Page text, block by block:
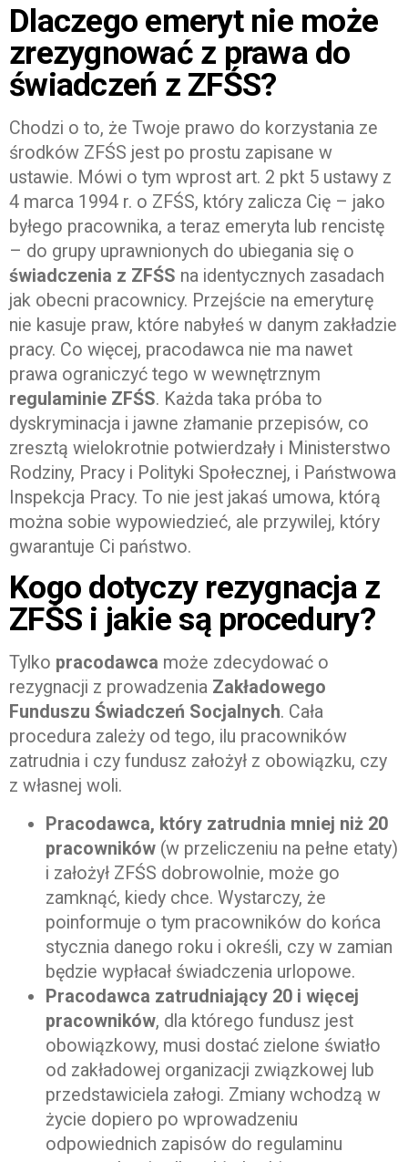
Dlaczego emeryt nie może
zrezygnować z prawa do
świadczeń z ZFŚS?
Chodzi o to, że Twoje prawo do korzystania ze
środków ZFŚS jest po prostu zapisane w
ustawie. Mówi o tym wprost art. 2 pkt 5 ustawy z
4 marca 1994 r. o ZFŚS, który zalicza Cię – jako
byłego pracownika, a teraz emeryta lub rencistę
– do grupy uprawnionych do ubiegania się o
świadczenia z ZFŚS na identycznych zasadach
jak obecni pracownicy. Przejście na emeryturę
nie kasuje praw, które nabyłeś w danym zakładzie
pracy. Co więcej, pracodawca nie ma nawet
prawa ograniczyć tego w wewnętrznym
regulaminie ZFŚS. Każda taka próba to
dyskryminacja i jawne złamanie przepisów, co
zresztą wielokrotnie potwierdzały i Ministerstwo
Rodziny, Pracy i Polityki Społecznej, i Państwowa
Inspekcja Pracy. To nie jest jakaś umowa, którą
można sobie wypowiedzieć, ale przywilej, który
gwarantuje Ci państwo.
Kogo dotyczy rezygnacja z
ZFŚS i jakie są procedury?
Tylko pracodawca może zdecydować o
rezygnacji z prowadzenia Zakładowego
Funduszu Świadczeń Socjalnych. Cała
procedura zależy od tego, ilu pracowników
zatrudnia i czy fundusz założył z obowiązku, czy
z własnej woli.
Pracodawca, który zatrudnia mniej niż 20
pracowników (w przeliczeniu na pełne etaty)
i założył ZFŚS dobrowolnie, może go
zamknąć, kiedy chce. Wystarczy, że
poinformuje o tym pracowników do końca
stycznia danego roku i określi, czy w zamian
będzie wypłacał świadczenia urlopowe.
Pracodawca zatrudniający 20 i więcej
pracowników, dla którego fundusz jest
obowiązkowy, musi dostać zielone światło
od zakładowej organizacji związkowej lub
przedstawiciela załogi. Zmiany wchodzą w
życie dopiero po wprowadzeniu
odpowiednich zapisów do regulaminu